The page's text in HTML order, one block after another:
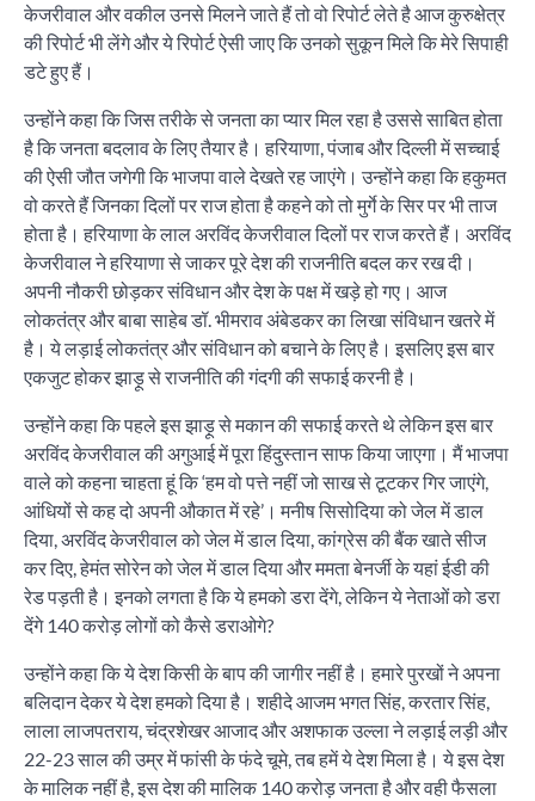
केजरीवाल और वकील उनसे मिलने जाते हैं तो वो रिपोर्ट लेते है आज कुरुक्षेत्र
की रिपोर्ट भी लेंगे और ये रिपोर्ट ऐसी जाए कि उनको सुकून मिले कि मेरे सिपाही
डटे हुए हैं।
उन्होंने कहा कि जिस तरीके से जनता का प्यार मिल रहा है उससे साबित होता
है कि जनता बदलाव के लिए तैयार है। हरियाणा, पंजाब और दिल्ली में सच्चाई
की ऐसी जौत जगेगी कि भाजपा वाले देखते रह जाएंगे। उन्होंने कहा कि हकुमत
वो करते हैं जिनका दिलों पर राज होता है कहने को तो मुर्गे के सिर पर भी ताज
होता है। हरियाणा के लाल अरविंद केजरीवाल दिलों पर राज करते हैं। अरविंद
केजरीवाल ने हरियाणा से जाकर पूरे देश की राजनीति बदल कर रख दी।
अपनी नौकरी छोड़कर संविधान और देश के पक्ष में खड़े हो गए। आज
लोकतंत्र और बाबा साहेब डॉ. भीमराव अंबेडकर का लिखा संविधान खतरे में
है। ये लड़ाई लोकतंत्र और संविधान को बचाने के लिए है। इसलिए इस बार
एकजुट होकर झाड़ू से राजनीति की गंदगी की सफाई करनी है।
उन्होंने कहा कि पहले इस झाड़ू से मकान की सफाई करते थे लेकिन इस बार
अरविंद केजरीवाल की अगुआई में पूरा हिंदुस्तान साफ किया जाएगा। मैं भाजपा
वाले को कहना चाहता हूं कि ‘हम वो पत्ते नहीं जो साख से टूटकर गिर जाएंगे,
आंधियों से कह दो अपनी औकात में रहे’। मनीष सिसोदिया को जेल में डाल
दिया, अरविंद केजरीवाल को जेल में डाल दिया, कांग्रेस की बैंक खाते सीज
कर दिए, हेमंत सोरेन को जेल में डाल दिया और ममता बेनर्जी के यहां ईडी की
रेड पड़ती है। इनको लगता है कि ये हमको डरा देंगे, लेकिन ये नेताओं को डरा
देंगे 140 करोड़ लोगों को कैसे डराओगे?
उन्होंने कहा कि ये देश किसी के बाप की जागीर नहीं है। हमारे पुरखों ने अपना
बलिदान देकर ये देश हमको दिया है। शहीदे आजम भगत सिंह, करतार सिंह,
लाला लाजपतराय, चंद्रशेखर आजाद और अशफाक उल्ला ने लड़ाई लड़ी और
22-23 साल की उम्र में फांसी के फंदे चूमे, तब हमें ये देश मिला है। ये इस देश
के मालिक नहीं है, इस देश की मालिक 140 करोड़ जनता है और वही फैसला